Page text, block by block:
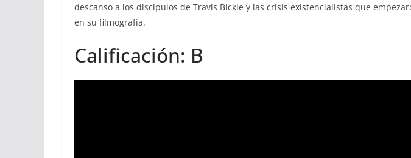
descanso a los discípulos de Travis Bickle y las crisis existencialistas que
en su filmografía.
Calificación: B